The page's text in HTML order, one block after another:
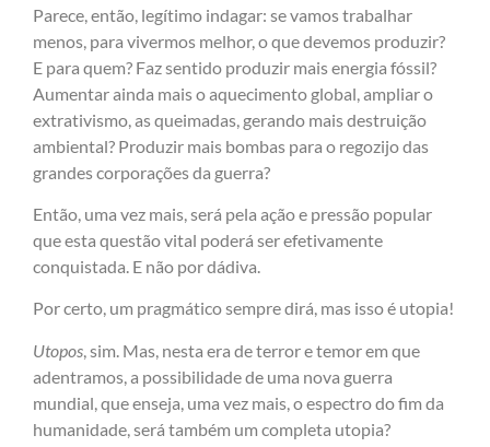
Parece, então, legítimo indagar: se vamos trabalhar
menos, para vivermos melhor, o que devemos produzir?
E para quem? Faz sentido produzir mais energia fóssil?
Aumentar ainda mais o aquecimento global, ampliar o
extrativismo, as queimadas, gerando mais destruição
ambiental? Produzir mais bombas para o regozijo das
grandes corporações da guerra?
Então, uma vez mais, será pela ação e pressão popular
que esta questão vital poderá ser efetivamente
conquistada. E não por dádiva.
Por certo, um pragmático sempre dirá, mas isso é utopia!
Utopos , sim. Mas, nesta era de terror e temor em que
adentramos, a possibilidade de uma nova guerra
mundial, que enseja, uma vez mais, o espectro do fim da
humanidade, será também um completa utopia?